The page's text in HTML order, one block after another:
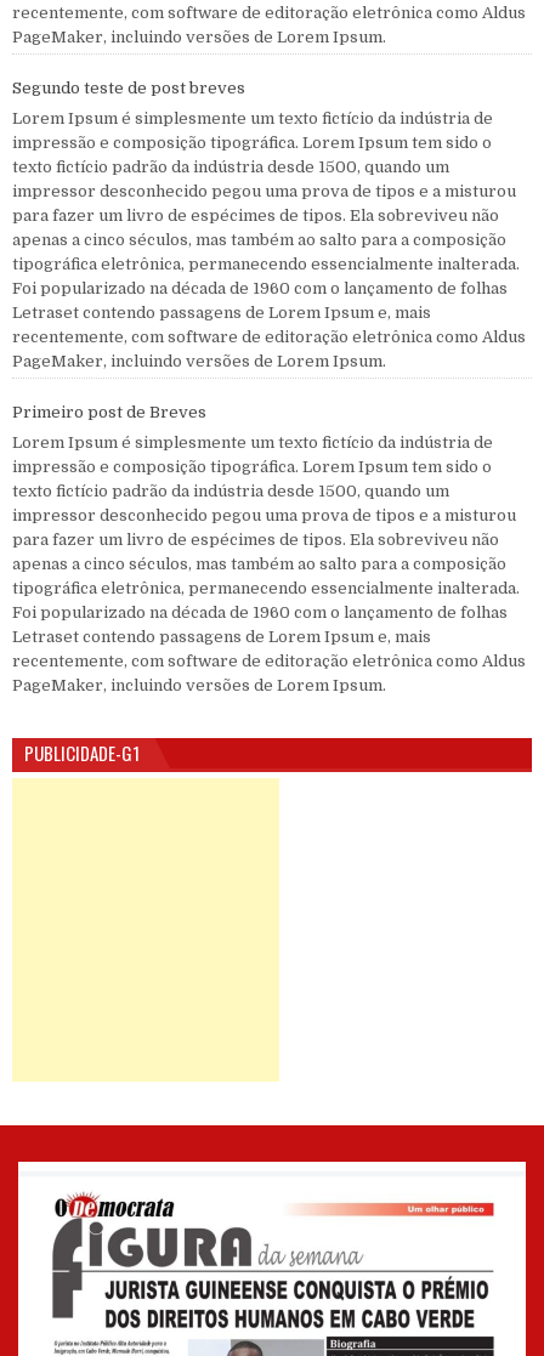
recentemente, com software de editoração eletrônica como Aldus
PageMaker, incluindo versões de Lorem Ipsum.
Segundo teste de post breves
Lorem Ipsum é simplesmente um texto fictício da indústria de
impressão e composição tipográfica. Lorem Ipsum tem sido o
texto fictício padrão da indústria desde 1500, quando um
impressor desconhecido pegou uma prova de tipos e a misturou
para fazer um livro de espécimes de tipos. Ela sobreviveu não
apenas a cinco séculos, mas também ao salto para a composição
tipográfica eletrônica, permanecendo essencialmente inalterada.
Foi popularizado na década de 1960 com o lançamento de folhas
Letraset contendo passagens de Lorem Ipsum e, mais
recentemente, com software de editoração eletrônica como Aldus
PageMaker, incluindo versões de Lorem Ipsum.
Primeiro post de Breves
Lorem Ipsum é simplesmente um texto fictício da indústria de
impressão e composição tipográfica. Lorem Ipsum tem sido o
texto fictício padrão da indústria desde 1500, quando um
impressor desconhecido pegou uma prova de tipos e a misturou
para fazer um livro de espécimes de tipos. Ela sobreviveu não
apenas a cinco séculos, mas também ao salto para a composição
tipográfica eletrônica, permanecendo essencialmente inalterada.
Foi popularizado na década de 1960 com o lançamento de folhas
Letraset contendo passagens de Lorem Ipsum e, mais
recentemente, com software de editoração eletrônica como Aldus
PageMaker, incluindo versões de Lorem Ipsum.
PUBLICIDADE-G1